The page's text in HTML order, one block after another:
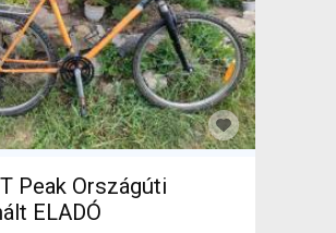
Peak Országúti
ELADÓ